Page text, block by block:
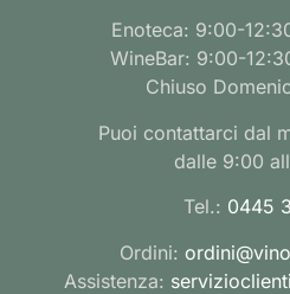
Enoteca: 9:00-
WineBar: 9:00-
Chiuso
Puoi contattarci dal
dalle 9:00
Tel.: 0445
Ordini:
Assistenza: